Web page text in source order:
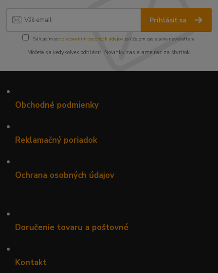
Prihlásiť sa
Súhlasím sospracovaním osobných údajov za účelom zasielania newslettera.
Môžete sa kedykoľvek odhlásiť. Novinky zasielame raz za štvrťrok.
•
Obchodné podmienky
•
Reklamačný poriadok
•
Ochrana osobných údajov
•
Doručenie tovaru a poštovné
•
Kontakt